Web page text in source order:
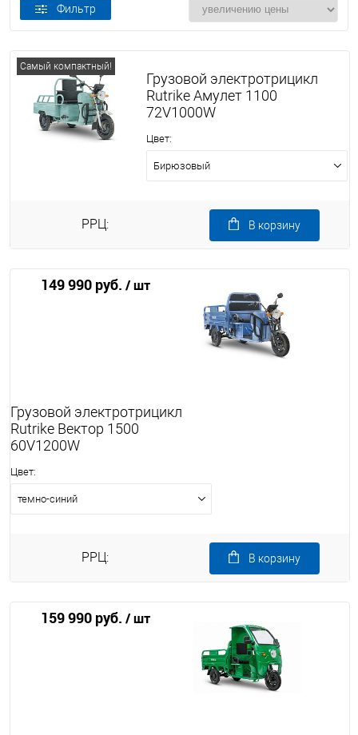
Фильтр
Самый компактный!
Грузовой электротрицикл
Rutrike Амулет 1100
72V1000W
Цвет:
Бирюзовый
РРЦ:
149 990 руб. / шт
В корзину
Грузовой электротрицикл
Rutrike Вектор 1500
60V1200W
Цвет:
темно-синий
РРЦ:
159 990 руб. / шт
В корзину